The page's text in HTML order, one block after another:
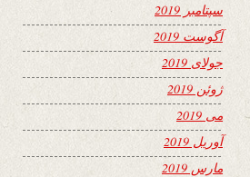
سپتامبر 2019
آگوست 2019
جولای 2019
ژوئن 2019
می 2019
آوریل 2019
مارس 2019